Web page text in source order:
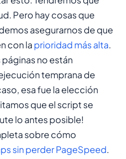
Pero hay cosas que
asegurarnos de que
con la prioridad más alta.
no están
temprana de
esa fue la elección
que el script se
lo antes posible!
sobre cómo
sin perder PageSpeed.